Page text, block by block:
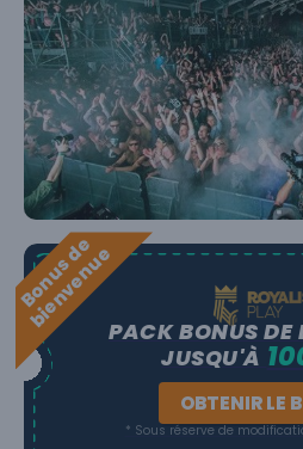
B
o
n
u
s
d
e
b
i
e
n
v
e
n
u
ePACK BONUS DE
JUSQU'À
OBTENIR LE
* Sous réserve de